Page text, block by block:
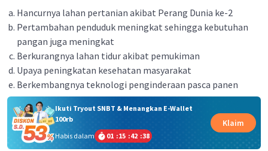
Hancurnya lahan pertanian akibat Perang Dunia ke-2
Pertambahan penduduk meningkat sehingga kebutuhan
pangan juga meningkat
Berkurangnya lahan tidur akibat pemukiman
Upaya peningkatan kesehatan masyarakat
Berkembangnya teknologi penginderaan pasca panen
Ikuti Tryout SNBT & Menangkan E-Wallet
100rb
Habis dalam
01 :15 :42 :38
Klaim